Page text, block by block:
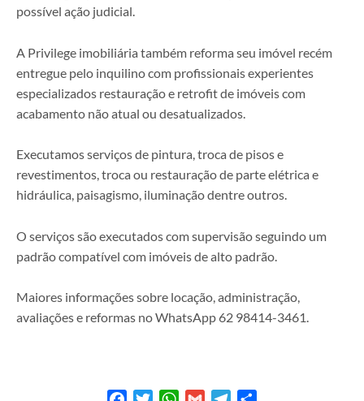
possível ação judicial.
A Privilege imobiliária também reforma seu imóvel recém
entregue pelo inquilino com profissionais experientes
especializados restauração e retrofit de imóveis com
acabamento não atual ou desatualizados.
Executamos serviços de pintura, troca de pisos e
revestimentos, troca ou restauração de parte elétrica e
hidráulica, paisagismo, iluminação dentre outros.
O serviços são executados com supervisão seguindo um
padrão compatível com imóveis de alto padrão.
Maiores informações sobre locação, administração,
avaliações e reformas no WhatsApp 62 98414-3461.